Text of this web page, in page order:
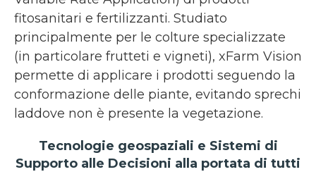
fitosanitari e fertilizzanti. Studiato
principalmente per le colture specializzate
(in particolare frutteti e vigneti), xFarm Vision
permette di applicare i prodotti seguendo la
conformazione delle piante, evitando sprechi
laddove non è presente la vegetazione.
Tecnologie geospaziali e Sistemi di
Supporto alle Decisioni alla portata di tutti